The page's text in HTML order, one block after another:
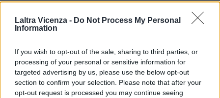
Laltra Vicenza - Do Not Process My Personal
Information
If you wish to opt-out of the sale, sharing to third parties, or
processing of your personal or sensitive information for
targeted advertising by us, please use the below opt-out
section to confirm your selection. Please note that after your
opt-out request is processed you may continue seeing
- Advertisement -
- Advertisement -